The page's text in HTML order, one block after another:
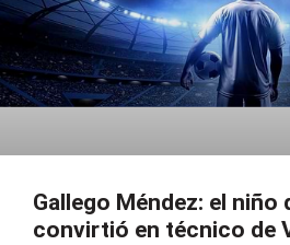
Gallego Méndez: el niño
convirtió en técnico de